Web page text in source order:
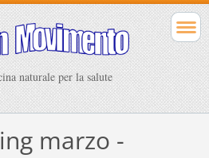
naturale per la salute
marzo -